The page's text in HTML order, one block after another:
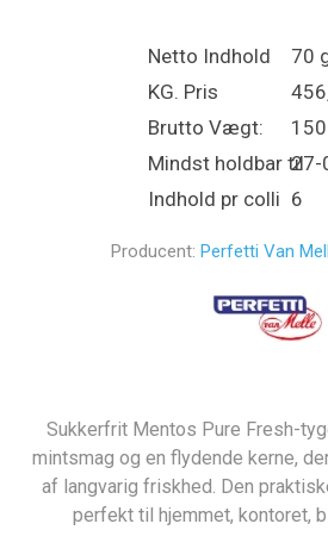
Netto Indhold
70
KG. Pris
Brutto Vægt:
Mindst holdbar til27-
Indhold pr colli 6
Producent: Perfetti Van
Sukkerfrit Mentos Pure Fresh-
mintsmag og en flydende kerne,
af langvarig friskhed. Den
perfekt til hjemmet, kontoret,